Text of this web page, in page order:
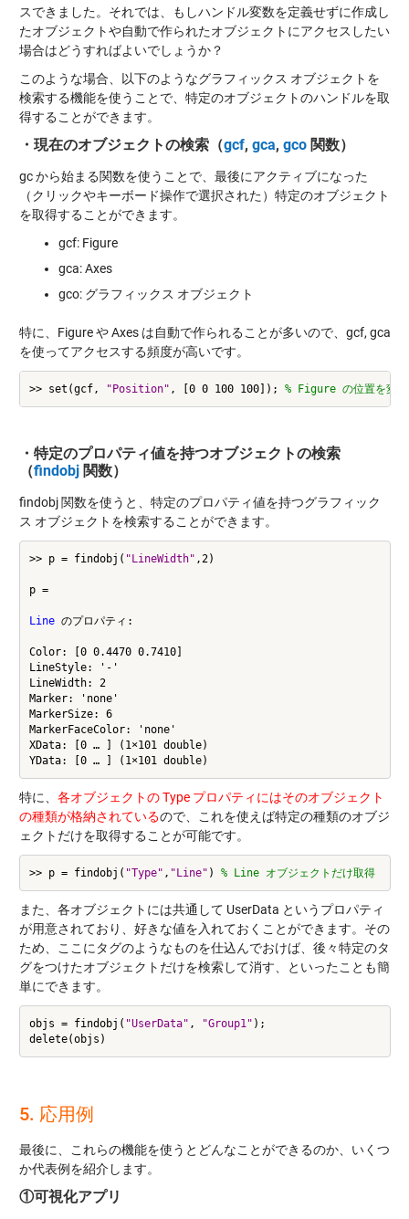
スできました。それでは、もしハンドル変数を定義せずに作成し
たオブジェクトや自動で作られたオブジェクトにアクセスしたい
場合はどうすればよいでしょうか？
このような場合、以下のようなグラフィックス オブジェクトを
検索する機能を使うことで、特定のオブジェクトのハンドルを取
得することができます。
・現在のオブジェクトの検索（gcf, gca, gco関数）
gc から始まる関数を使うことで、最後にアクティブになった
（クリックやキーボード操作で選択された）特定のオブジェクト
を取得することができます。
gcf: Figure
gca: Axes
gco: グラフィックス オブジェクト
特に、Figure や Axes は自動で作られることが多いので、gcf, gca
を使ってアクセスする頻度が高いです。
>> set(gcf, "Position" , [0 0 100 100]);
・特定のプロパティ値を持つオブジェクトの検索
（findobj関数）
findobj 関数を使うと、特定のプロパティ値を持つグラフィック
ス オブジェクトを検索することができます。
>> p = findobj( "LineWidth" ,2)
p =
Line のプロパティ:
Color: [0 0.4470 0.7410]
LineStyle: '-'
LineWidth: 2
Marker: 'none'
MarkerSize: 6
MarkerFaceColor: 'none'
XData: [0 … ] (1×101 double)
特に、 各オブジェクトの Type プロパティにはそのオブジェクト
の種類が格納されているので、これを使えば特定の種類のオブジ
ェクトだけを取得することが可能です。
>> p = findobj( "Type" , "Line" ) % Line オブジェクトだけ取得
また、各オブジェクトには共通して UserData というプロパティ
が用意されており、好きな値を入れておくことができます。その
ため、ここにタグのようなものを仕込んでおけば、後々特定のタ
グをつけたオブジェクトだけを検索して消す、といったことも簡
単にできます。
objs = findobj( "UserData" , "Group1" );
5. 応用例
最後に、これらの機能を使うとどんなことができるのか、いくつ
か代表例を紹介します。
①可視化アプリ